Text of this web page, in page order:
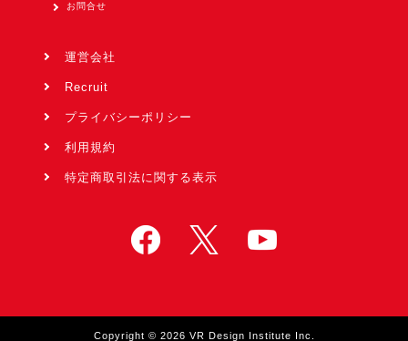
お問合せ
運営会社
Recruit
プライバシーポリシー
利用規約
特定商取引法に関する表示
Copyright © 2026 VR Design Institute Inc.